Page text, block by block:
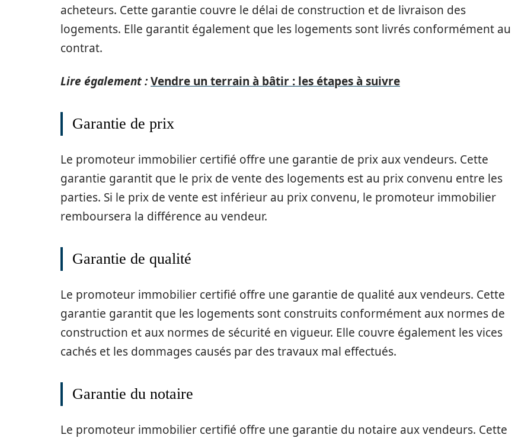
acheteurs. Cette garantie couvre le délai de construction et de livraison des
logements. Elle garantit également que les logements sont livrés conformément au
contrat.
Lire également :Vendre un terrain à bâtir : les étapes à suivre
Garantie de prix
Le promoteur immobilier certifié offre une garantie de prix aux vendeurs. Cette
garantie garantit que le prix de vente des logements est au prix convenu entre les
parties. Si le prix de vente est inférieur au prix convenu, le promoteur immobilier
remboursera la différence au vendeur.
Garantie de qualité
Le promoteur immobilier certifié offre une garantie de qualité aux vendeurs. Cette
garantie garantit que les logements sont construits conformément aux normes de
construction et aux normes de sécurité en vigueur. Elle couvre également les vices
cachés et les dommages causés par des travaux mal effectués.
Garantie du notaire
Le promoteur immobilier certifié offre une garantie du notaire aux vendeurs. Cette